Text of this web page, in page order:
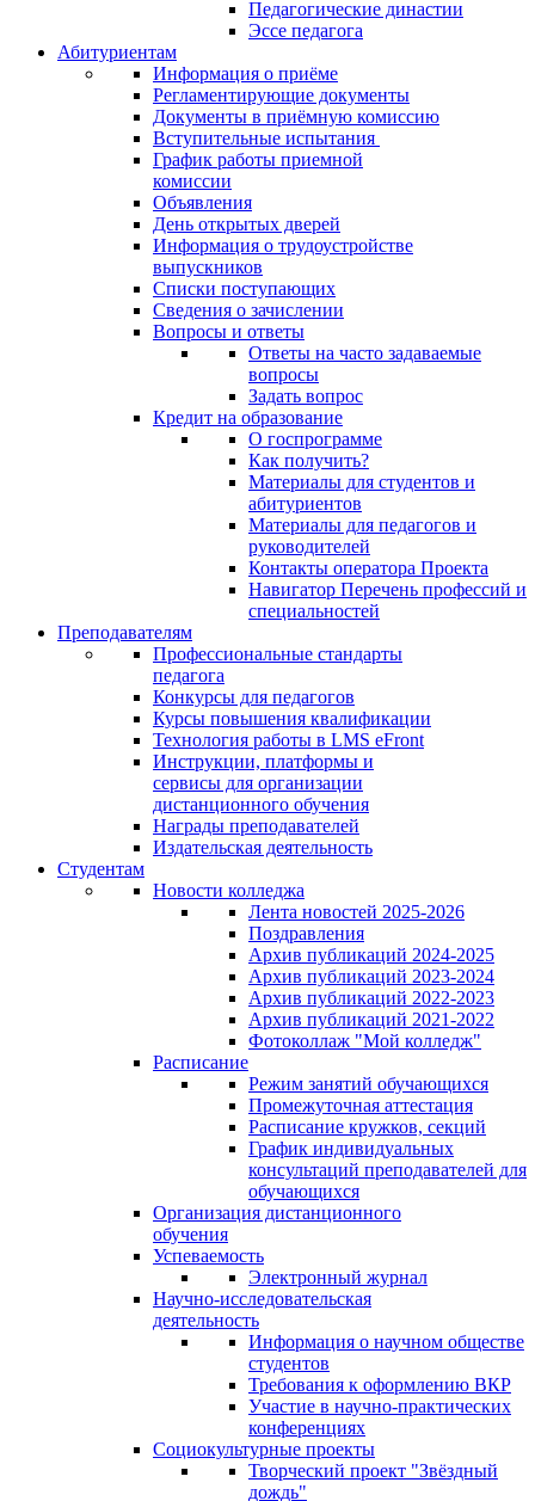
Педагогические династии
Эссе педагога
Абитуриентам
Информация о приёме
Регламентирующие документы
Документы в приёмную комиссию
Вступительные испытания
График работы приемной
комиссии
Объявления
День открытых дверей
Информация о трудоустройстве
выпускников
Списки поступающих
Сведения о зачислении
Вопросы и ответы
Ответы на часто задаваемые
вопросы
Задать вопрос
Кредит на образование
О госпрограмме
Как получить?
Материалы для студентов и
абитуриентов
Материалы для педагогов и
руководителей
Контакты оператора Проекта
Навигатор Перечень профессий и
специальностей
Преподавателям
Профессиональные стандарты
педагога
Конкурсы для педагогов
Курсы повышения квалификации
Технология работы в LMS eFront
Инструкции, платформы и
сервисы для организации
дистанционного обучения
Награды преподавателей
Издательская деятельность
Студентам
Новости колледжа
Лента новостей 2025-2026
Поздравления
Архив публикаций 2024-2025
Архив публикаций 2023-2024
Архив публикаций 2022-2023
Архив публикаций 2021-2022
Фотоколлаж "Мой колледж"
Расписание
Режим занятий обучающихся
Промежуточная аттестация
Расписание кружков, секций
График индивидуальных
консультаций преподавателей для
обучающихся
Организация дистанционного
обучения
Успеваемость
Электронный журнал
Научно-исследовательская
деятельность
Информация о научном обществе
студентов
Требования к оформлению ВКР
Участие в научно-практических
конференциях
Социокультурные проекты
Творческий проект "Звёздный
дождь"